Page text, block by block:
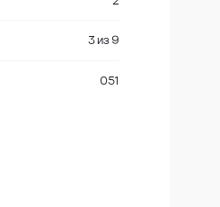
3из 9
051